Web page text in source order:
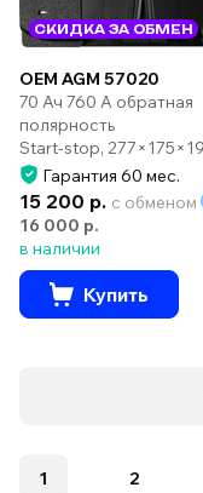
СКИДКА ЗА ОБМЕН
OEM AGM 57020
70 Ач 760 А обратная
полярность
Start-stop,
Гарантия 60 мес.
15 200 р. с обменом
16 000 р.
в наличии
Купить
1 2